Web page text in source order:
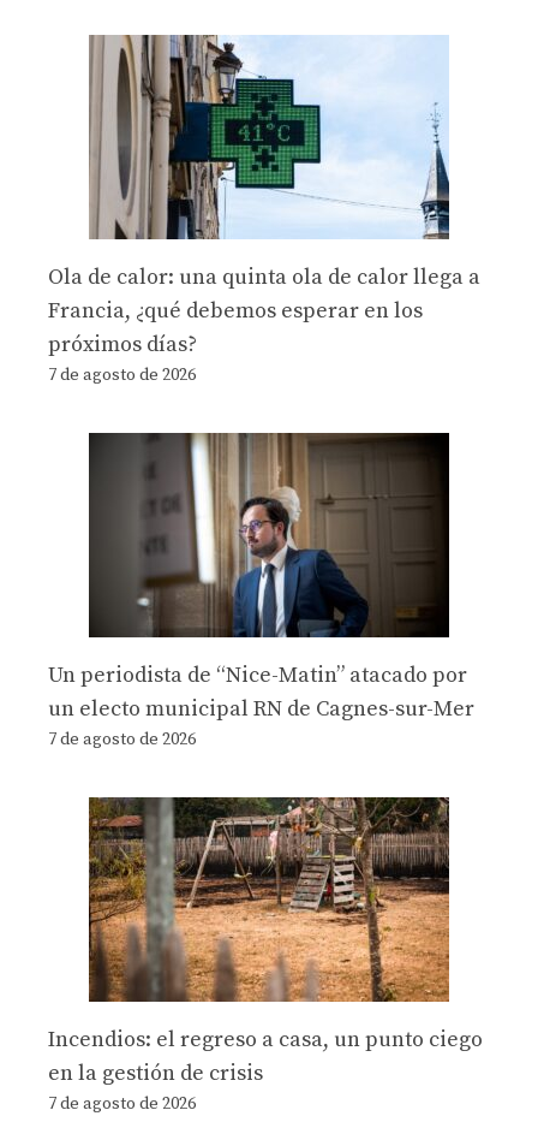
Ola de calor: una quinta ola de calor llega a
Francia, ¿qué debemos esperar en los
próximos días?
7 de agosto de 2026
Un periodista de “Nice-Matin” atacado por
un electo municipal RN de Cagnes-sur-Mer
7 de agosto de 2026
Incendios: el regreso a casa, un punto ciego
en la gestión de crisis
7 de agosto de 2026